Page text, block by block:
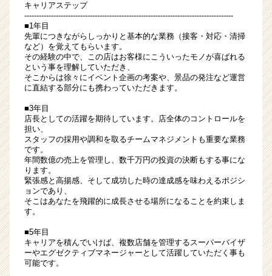
キャリアステップ
--------------------------------------------------------------------------------------
■1年目
先輩につきながらしっかりと基本的な業務（接客・対応・清掃
など）を覚えてもらいます。
その経験の中で、この店はお客様にこういったモノが喜ばれる
という事を理解していただき、
そこからは徐々にイベント企画の考案や、景品の発注など運営
に直結する部分にも携わっていただきます。
■3年目
店長としての活躍を期待しています。店全体のコントロールを
担い、
スタッフの採用や調和を取るチームマネジメントも重要な業務
です。
年間数億の売上を管理し、数千万円の投資の決断もする事にな
ります。
緊張感と高揚感、そして成功した時の達成感を味わえるポジシ
ョンであり、
そこはあなたを飛躍的に成長させる場所になることを約束しま
す。
■5年目
キャリアを積んでいけば、複数店舗を管理するスーパーバイザ
ーやエグゼクティブマネージャーとして活躍していただく事も
可能です。